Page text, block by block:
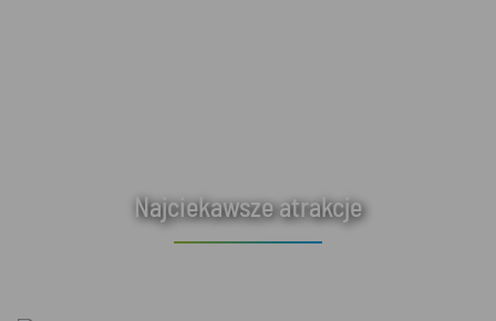
Najciekawsze atrakcje